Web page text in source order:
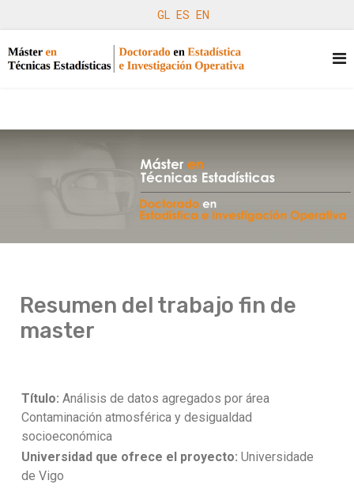
GL ES EN
Resumen del trabajo fin de
master
Título: Análisis de datos agregados por área
Contaminación atmosférica y desigualdad
socioeconómica
Universidad que ofrece el proyecto: Universidade
de Vigo